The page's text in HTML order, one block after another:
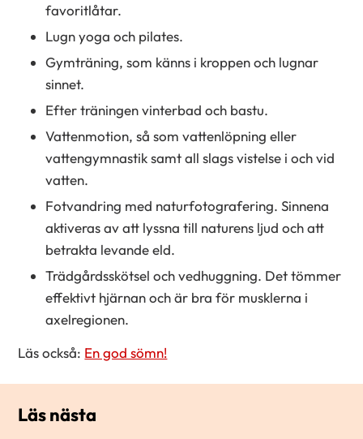
favoritlåtar.
Lugn yoga och pilates.
Gymträning, som känns i kroppen och lugnar
sinnet.
Efter träningen vinterbad och bastu.
Vattenmotion, så som vattenlöpning eller
vattengymnastik samt all slags vistelse i och vid
vatten.
Fotvandring med naturfotografering. Sinnena
aktiveras av att lyssna till naturens ljud och att
betrakta levande eld.
Trädgårdsskötsel och vedhuggning. Det tömmer
effektivt hjärnan och är bra för musklerna i
axelregionen.
Läs också: En god sömn!
Läs nästa